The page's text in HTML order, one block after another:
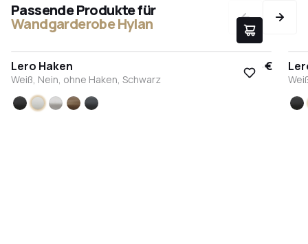
Passende Produkte für
Wandgarderobe Hylan
Lero Haken 9,95 €
Weiß, Nein, ohne Haken, Schwarz
Schwarz
WeißEdelstahl
BronzeAnthrazit